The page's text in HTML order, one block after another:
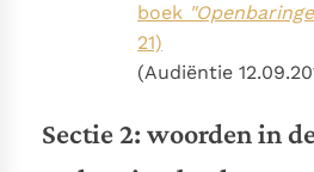
boek
21)
(Audiëntie
Sectie 2: woorden in